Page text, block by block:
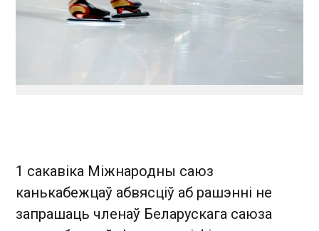
1 сакавіка Міжнародны саюз
канькабежцаў абвясціў аб рашэнні не
запрашаць членаў Беларускага саюза